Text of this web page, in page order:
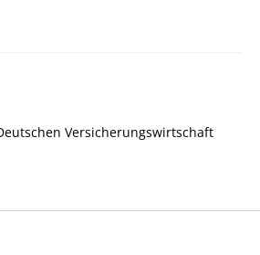
Versicherungswirtschaft